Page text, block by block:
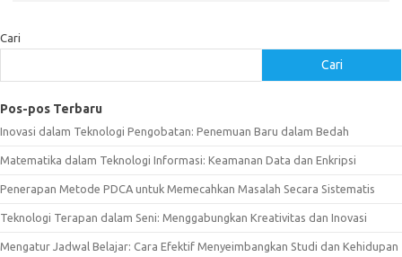
Cari
Cari
Pos-pos Terbaru
Inovasi dalam Teknologi Pengobatan: Penemuan Baru dalam Bedah
Matematika dalam Teknologi Informasi: Keamanan Data dan Enkripsi
Penerapan Metode PDCA untuk Memecahkan Masalah Secara Sistematis
Teknologi Terapan dalam Seni: Menggabungkan Kreativitas dan Inovasi
Mengatur Jadwal Belajar: Cara Efektif Menyeimbangkan Studi dan Kehidupan